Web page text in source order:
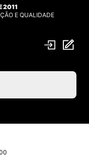
2011
E QUALIDADE